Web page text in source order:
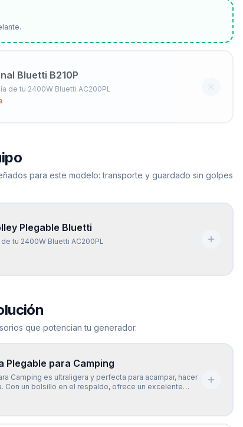
Bluetti B210P
de tu 2400W Bluetti AC200PL
para este modelo: transporte y guardado sin golpes
Plegable Bluetti
tu 2400W Bluetti AC200PL
que potencian tu generador.
Plegable para Camping
Camping es ultraligera y perfecta para acampar, hacer
Con un bolsillo en el respaldo, ofrece un excelente
y te permite disfrutar cómodamente de tus